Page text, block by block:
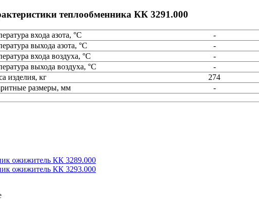
теплообменника КК 3291.000
входа азота, °C
-
выхода азота, °C
-
входа воздуха, °C
-
выхода воздуха, °C
-
изделия, кг
274
размеры, мм -
ожижитель КК 3289.000
ожижитель КК 3293.000